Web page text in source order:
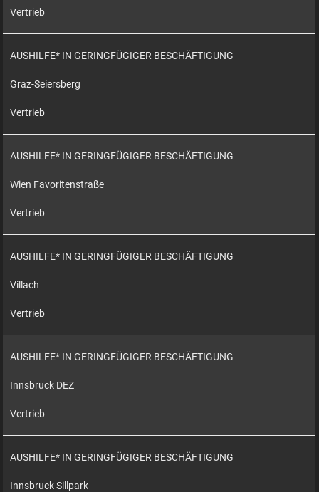
Vertrieb
AUSHILFE* IN GERINGFÜGIGER BESCHÄFTIGUNG
Graz-Seiersberg
Vertrieb
AUSHILFE* IN GERINGFÜGIGER BESCHÄFTIGUNG
Wien Favoritenstraße
Vertrieb
AUSHILFE* IN GERINGFÜGIGER BESCHÄFTIGUNG
Villach
Vertrieb
AUSHILFE* IN GERINGFÜGIGER BESCHÄFTIGUNG
Innsbruck DEZ
Vertrieb
AUSHILFE* IN GERINGFÜGIGER BESCHÄFTIGUNG
Innsbruck Sillpark